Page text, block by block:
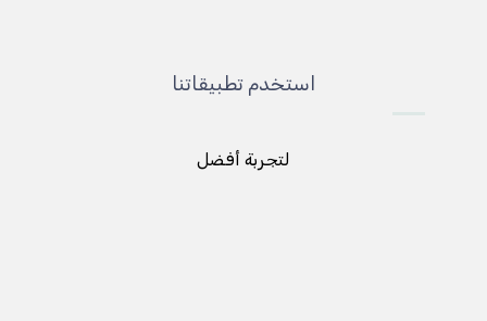
استخدم تطبيقاتنا
لتجربة أفضل